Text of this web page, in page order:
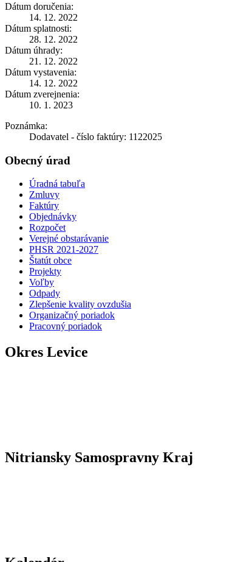
Dátum doručenia:
14. 12. 2022
Dátum splatnosti:
28. 12. 2022
Dátum úhrady:
21. 12. 2022
Dátum vystavenia:
14. 12. 2022
Dátum zverejnenia:
10. 1. 2023
Poznámka:
Dodavatel - číslo faktúry: 1122025
Obecný úrad
Úradná tabuľa
Zmluvy
Faktúry
Objednávky
Rozpočet
Verejné obstarávanie
PHSR 2021-2027
Štatút obce
Projekty
Voľby
Odpady
Zlepšenie kvality ovzdušia
Organizačný poriadok
Pracovný poriadok
Okres Levice
Nitriansky Samospravny Kraj